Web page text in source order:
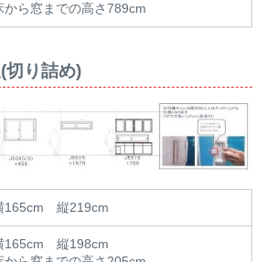
から窓までの高さ789cm
切り詰め)
165cm 縦219cm
165cm 縦198cm